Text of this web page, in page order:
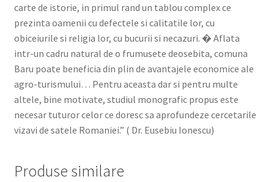
carte de istorie, in primul rand un tablou complex ce
prezinta oamenii cu defectele si calitatile lor, cu
obiceiurile si religia lor, cu bucurii si necazuri. � Aflata
intr-un cadru natural de o frumusete deosebita, comuna
Baru poate beneficia din plin de avantajele economice ale
agro-turismului… Pentru aceasta dar si pentru multe
altele, bine motivate, studiul monografic propus este
necesar tuturor celor ce doresc sa aprofundeze cercetarile
vizavi de satele Romaniei.” ( Dr. Eusebiu Ionescu)
Produse similare